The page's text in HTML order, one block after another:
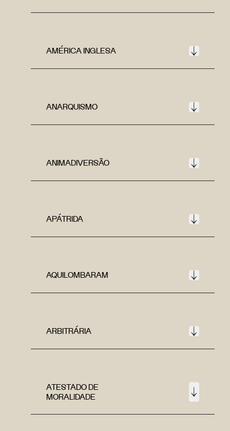
AMÉRICA INGLESA
ANARQUISMO
ANIMADIVERSÃO
APÁTRIDA
AQUILOMBARAM
ARBITRÁRIA
ATESTADO DE
MORALIDADE